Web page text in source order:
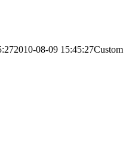
2010-08-09 15:45:27Custom